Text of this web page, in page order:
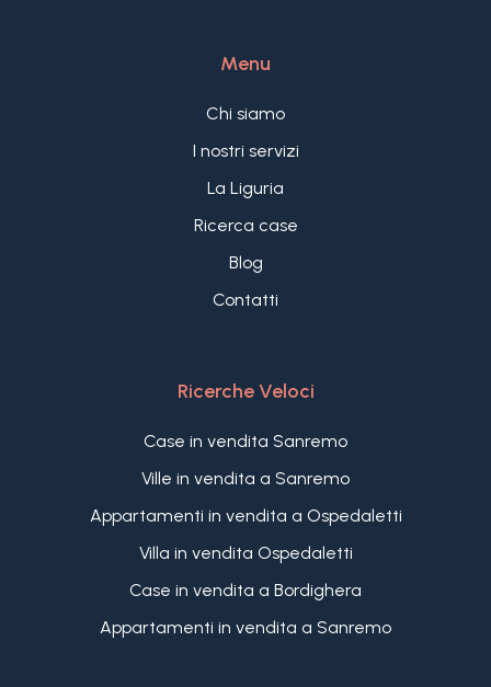
Menu
Chi siamo
I nostri servizi
La Liguria
Ricerca case
Blog
Contatti
Ricerche Veloci
Case in vendita Sanremo
Ville in vendita a Sanremo
Appartamenti in vendita a Ospedaletti
Villa in vendita Ospedaletti
Case in vendita a Bordighera
Appartamenti in vendita a Sanremo